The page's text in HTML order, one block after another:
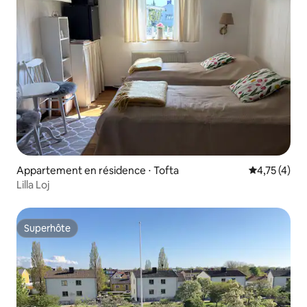
Appartement en résidence ⋅ Tofta Évaluation
4,75 (4)
Lilla Loj
Superhôte
Superhôte